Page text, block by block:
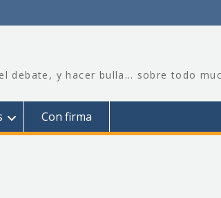
debate, y hacer bulla… sobre todo
Con firma